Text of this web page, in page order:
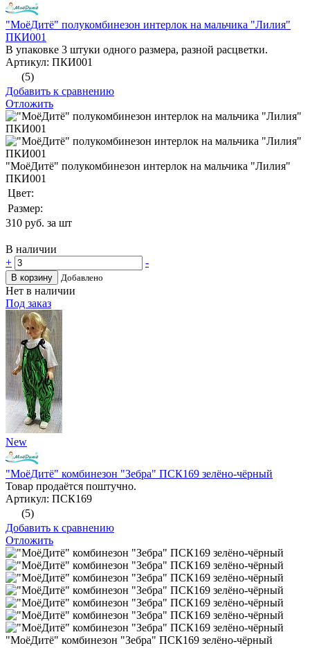
"МоёДитё" полукомбинезон интерлок на мальчика "Лилия"
ПКИ001
В упаковке 3 штуки одного размера, разной расцветки.
Артикул: ПКИ001
(5)
Добавить к сравнению
Отложить
"МоёДитё" полукомбинезон интерлок на мальчика "Лилия"
ПКИ001
Цвет:
Размер:
310 руб. за шт
В наличии
+
-
В корзину Добавлено
Нет в наличии
Под заказ
New
"МоёДитё" комбинезон "Зебра" ПСК169 зелёно-чёрный
Товар продаётся поштучно.
Артикул: ПСК169
(5)
Добавить к сравнению
Отложить
"МоёДитё" комбинезон "Зебра" ПСК169 зелёно-чёрный